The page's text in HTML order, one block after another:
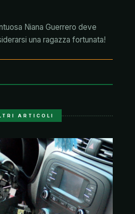
Niana Guerrero deve
una ragazza fortunata!
ARTICOLI